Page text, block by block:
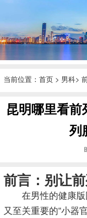
当前位置： 首页 > 男科>
昆明哪里看
列
前言：别让
在男性的健康
又至关重要的“小器